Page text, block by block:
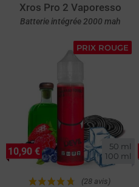
Xros Pro 2 Vaporesso
Batterie intégrée 2000 mah
PRIX ROUGE
50 ml
100 ml
(28 avis)
10,90 €